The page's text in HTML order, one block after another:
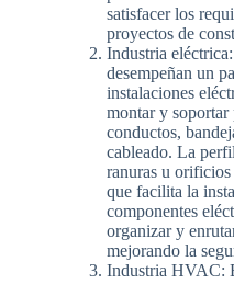
satisfacer los
proyectos de
Industria
desempeñan un
instalaciones
montar y soportar
conductos,
cableado. La
ranuras u
que facilita la
componentes
organizar y
mejorando la
Industria HVAC: